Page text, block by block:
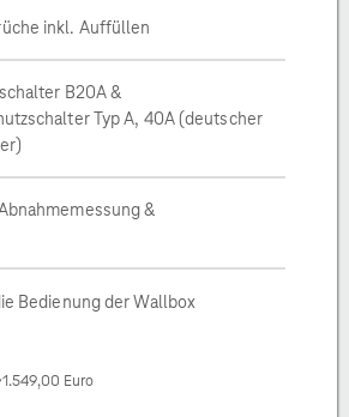
inkl. Auffüllen
B20A &
Typ A, 40A (deutscher
&
Bedienung der Wallbox
Euro